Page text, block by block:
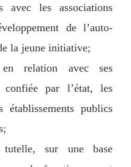
avec les associations
de l’auto-
la jeune initiative;
relation avec ses
par l’état, les
publics
sur une base